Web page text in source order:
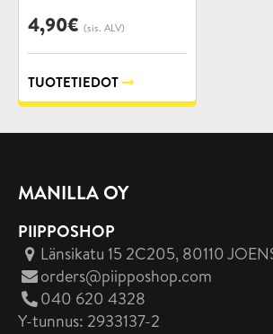
4,90€ (sis. ALV)
TUOTETIEDOT
MANILLA OY
PIIPPOSHOP
Länsikatu 15 2C205, 80110
orders@piipposhop.com
040 620 4328
Y-tunnus: 2933137-2